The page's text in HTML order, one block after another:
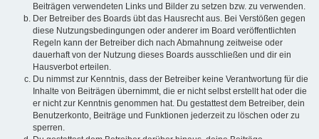
Beiträgen verwendeten Links und Bilder zu setzen bzw. zu verwenden.
Der Betreiber des Boards übt das Hausrecht aus. Bei Verstößen gegen
diese Nutzungsbedingungen oder anderer im Board veröffentlichten
Regeln kann der Betreiber dich nach Abmahnung zeitweise oder
dauerhaft von der Nutzung dieses Boards ausschließen und dir ein
Hausverbot erteilen.
Du nimmst zur Kenntnis, dass der Betreiber keine Verantwortung für die
Inhalte von Beiträgen übernimmt, die er nicht selbst erstellt hat oder die
er nicht zur Kenntnis genommen hat. Du gestattest dem Betreiber, dein
Benutzerkonto, Beiträge und Funktionen jederzeit zu löschen oder zu
sperren.